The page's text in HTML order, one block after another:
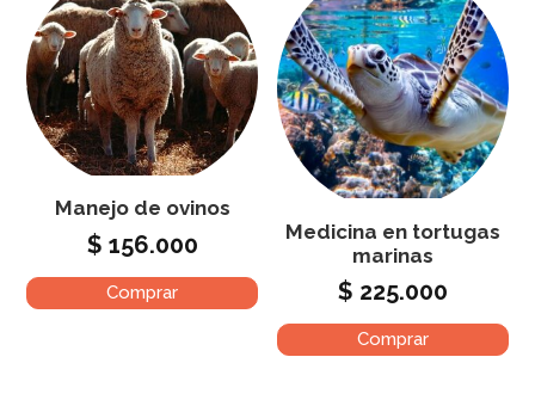
Manejo de ovinos
$ 156.000
Comprar
Medicina en tortugas
marinas
$ 225.000
Comprar